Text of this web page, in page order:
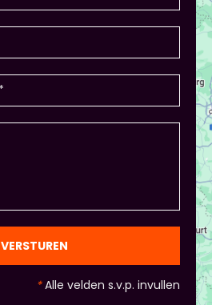
VERSTUREN
*Alle velden s.v.p. invullen